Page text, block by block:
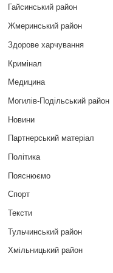
Гайсинський район
Жмеринський район
Здорове харчування
Кримінал
Медицина
Могилів-Подільський район
Новини
Партнерський матеріал
Політика
Пояснюємо
Спорт
Тексти
Тульчинський район
Хмільницький район